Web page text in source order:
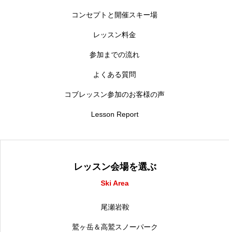
コンセプトと開催スキー場
レッスン料金
参加までの流れ
よくある質問
コブレッスン参加のお客様の声
Lesson Report
レッスン会場を選ぶ
Ski Area
尾瀬岩鞍
鷲ヶ岳＆高鷲スノーパーク